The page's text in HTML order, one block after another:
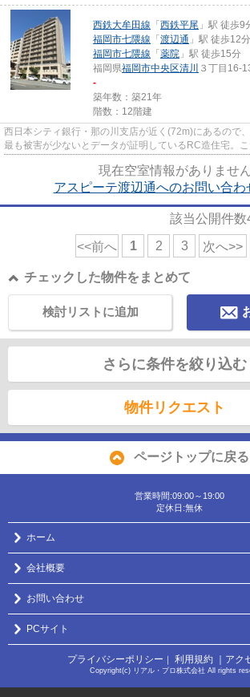
西鉄大牟田線 「西鉄平尾 」駅 徒歩9
福岡市七隈線 「渡辺通 」駅 徒歩12分
福岡市七隈線 「薬院 」駅 徒歩15分
福岡県福岡市中央区清川 ３丁目16-
-
築年数：築21年
階数：12階建
西日本シティ銀行・那の川支店が近く(72m)にあるので
最も被害が少ないとデータが証明しているRC造住宅。
い、徒歩9分に駅のある物件です...
現在空室情報がありません
アスピーテ渡辺通へのお問い合わ
該当公開件数
<<前へ 1 2 3 次へ>>
チェックした物件をまとめて
検討リストに追加
さらに条件を絞り込む
物件リクエスト
ページトップに戻る
営業時間:09:00～19:00
定休日:無休
ホーム
会社概要
お問い合わせ
PCサイト
プライバシーポリシー ｜ 利用規約 ｜アク
Copyright(c) リアル・プロ株式会社 All rights